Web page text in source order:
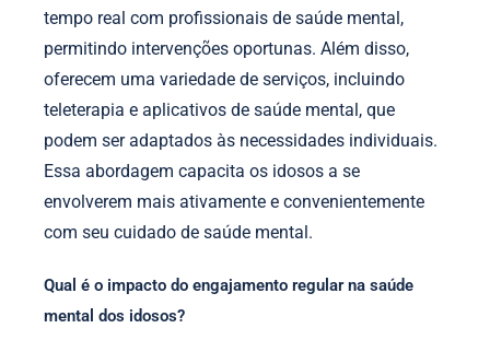
tempo real com profissionais de saúde mental,
permitindo intervenções oportunas. Além disso,
oferecem uma variedade de serviços, incluindo
teleterapia e aplicativos de saúde mental, que
podem ser adaptados às necessidades individuais.
Essa abordagem capacita os idosos a se
envolverem mais ativamente e convenientemente
com seu cuidado de saúde mental.
Qual é o impacto do engajamento regular na saúde
mental dos idosos?